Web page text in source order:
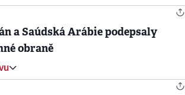
a Saúdská Arábie podepsaly
obraně